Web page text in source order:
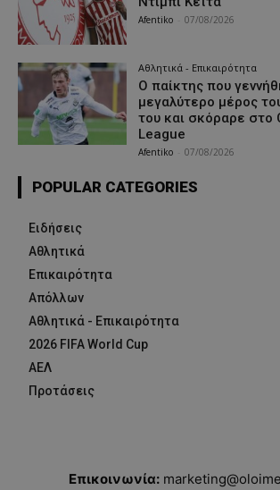
Afentiko 07/08/2026
Αθλητικά - Επικαιρότητα
Ο παίκτης που
μεγαλύτερο μέρος
του και σκόραρε στο
League
Afentiko 07/08/2026
POPULAR CATEGORIES
Ειδήσεις
Αθλητικά
Επικαιρότητα
Απόλλων
Αθλητικά - Επικαιρότητα
2026 FIFA World Cup
ΑΕΛ
Προτάσεις
Επικοινωνία: